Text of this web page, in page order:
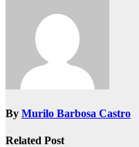
By Murilo Barbosa Castro
Related Post